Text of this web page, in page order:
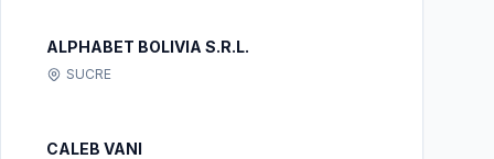
ALPHABET BOLIVIA S.R.L.
SUCRE
CALEB VANI